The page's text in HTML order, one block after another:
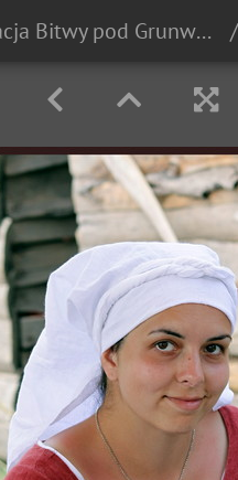
Inscenizacja Bitwy pod Grunwaldem - 2010r.